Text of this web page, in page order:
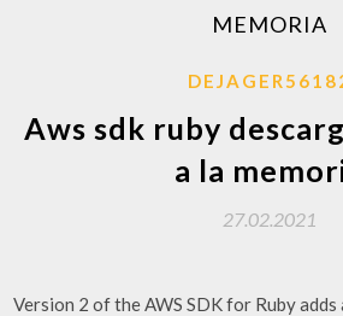
MEMORIA
Aws sdk ruby
a la
27.02.2021
Version 2 of the AWS SDK for Ruby adds